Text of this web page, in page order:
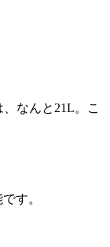
なんと21L。こ
す。